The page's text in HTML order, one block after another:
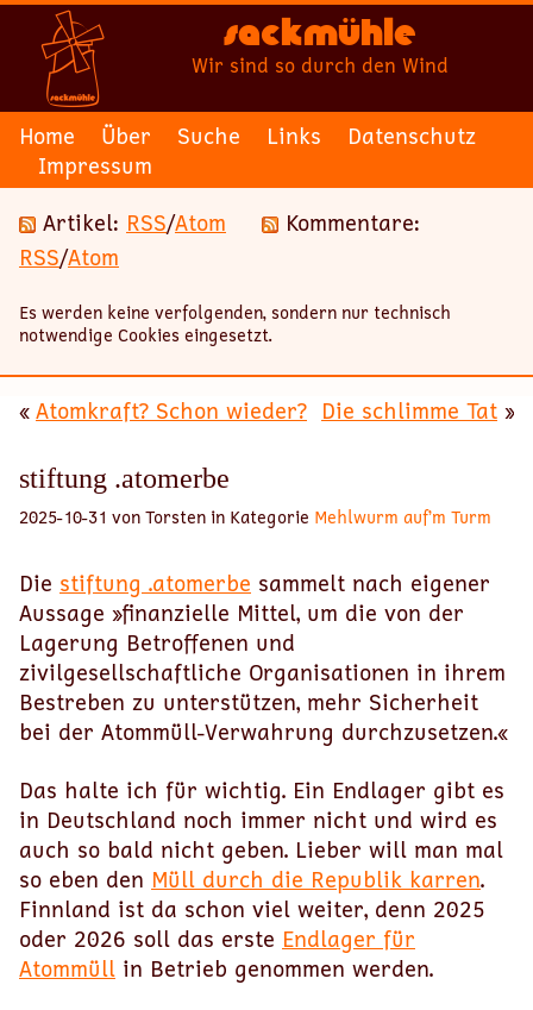
Sackmühle
Wir sind so durch den Wind
Home Über Suche Links
Datenschutz
Impressum
Artikel: RSS/Atom
Kommentare:
RSS/Atom
Es werden keine verfolgenden, sondern nur technisch
notwendige Cookies eingesetzt.
«Atomkraft? Schon wieder? Die schlimme Tat »
stiftung .atomerbe
2025-10-31 von Torsten in Kategorie Mehlwurm auf’m Turm
Die stiftung .atomerbe sammelt nach eigener
Aussage »finanzielle Mittel, um die von der
Lagerung Betroffenen und
zivilgesellschaftliche Organisationen in ihrem
Bestreben zu unterstützen, mehr Sicherheit
bei der Atommüll-Verwahrung durchzusetzen.«
Das halte ich für wichtig. Ein Endlager gibt es
in Deutschland noch immer nicht und wird es
auch so bald nicht geben. Lieber will man mal
so eben den Müll durch die Republik karren.
Finnland ist da schon viel weiter, denn 2025
oder 2026 soll das erste Endlager für
Atommüll in Betrieb genommen werden.